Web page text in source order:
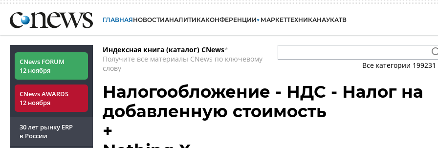
ГЛАВНАЯНОВОСТИАНАЛИТИКАКОНФЕРЕНЦИИ МАРКЕТТЕХНИКАНАУКАТВ
CNews FORUM
12 ноября
CNews AWARDS
12 ноября
30 лет рынку ERP
в России
Индексная книга (каталог) CNews*
Получите все материалы CNews по ключевому
слову
Все категории 199231
Налогообложение - НДС - Налог на
добавленную стоимость
+